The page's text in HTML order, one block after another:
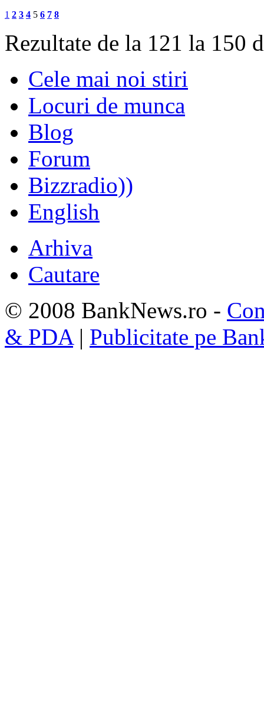
1 2 3 4 5 6 7 8
Rezultate de la 121 la 150
Cele mai noi stiri
Locuri de munca
Blog
Forum
Bizzradio))
English
Arhiva
Cautare
© 2008 BankNews.ro -
& PDA| Publicitate pe